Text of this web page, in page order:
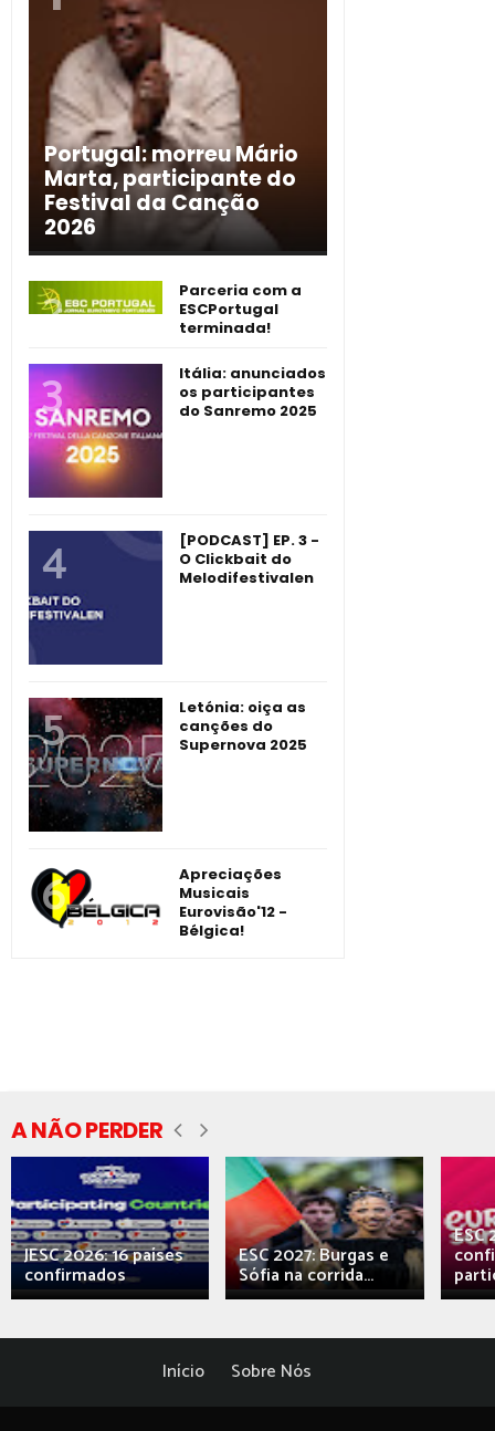
Portugal: morreu Mário
Marta, participante do
Festival da Canção
2026
Parceria com a
ESCPortugal
terminada!
Itália: anunciados
os participantes
do Sanremo 2025
[PODCAST] EP. 3 -
O Clickbait do
Melodifestivalen
Letónia: oiça as
canções do
Supernova 2025
Apreciações
Musicais
Eurovisão'12 -
Bélgica!
A NÃO PERDER
JESC 2026: 16 países
confirmados
ESC 2027: Burgas e
Sófia na corrida...
ESC
Início Sobre Nós